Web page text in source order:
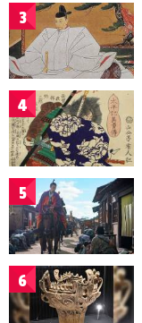
3
4
5
6